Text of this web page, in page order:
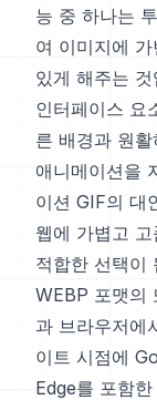
능 중 하나는
여 이미지에
있게 해주는
인터페이스 요
른 배경과 원
애니메이션을
이션 GIF의 대
웹에 가볍고
적합한 선택이
WEBP 포맷의
과 브라우저에
이트 시점에
Edge를 포함